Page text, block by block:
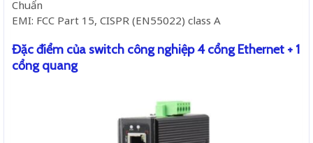
Chuẩn
EMI: FCC Part 15, CISPR (EN55022) class A
Đặc điểm của switch công nghiệp 4 cổng Ethernet + 1
cổng quang